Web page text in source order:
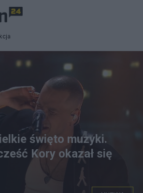
święto muzyki.
Kory okazał się